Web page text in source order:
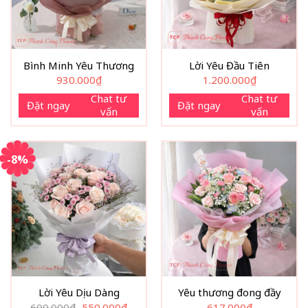
Bình Minh Yêu Thương
930.000₫
Đặt ngay
Chat tư
vấn
Lời Yêu Đầu Tiên
1.200.000₫
Đặt ngay
Chat tư
vấn
-8%
Lời Yêu Dịu Dàng
Yêu thương đong đầy